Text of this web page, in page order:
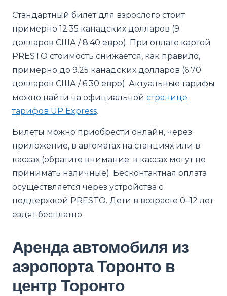
Стандартный билет для взрослого стоит
примерно 12.35 канадских долларов (9
долларов США / 8.40 евро). При оплате картой
PRESTO стоимость снижается, как правило,
примерно до 9.25 канадских долларов (6.70
долларов США / 6.30 евро). Актуальные тарифы
можно найти на официальной странице
тарифов UP Express.
Билеты можно приобрести онлайн, через
приложение, в автоматах на станциях или в
кассах (обратите внимание: в кассах могут не
принимать наличные). Бесконтактная оплата
осуществляется через устройства с
поддержкой PRESTO. Дети в возрасте 0–12 лет
ездят бесплатно.
Аренда автомобиля из
аэропорта Торонто в
центр Торонто